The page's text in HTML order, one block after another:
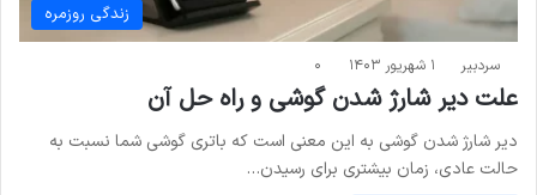
زندگی روزمره
سردبیر ۱ شهریور ۱۴۰۳ ۰
علت دیر شارژ شدن گوشی و راه حل آن‌
دیر شارژ شدن گوشی به این معنی است که باتری گوشی شما نسبت به
حالت عادی، زمان بیشتری برای رسیدن…